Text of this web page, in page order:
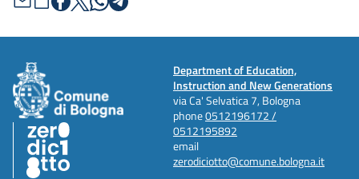
Department of Education,
Instruction and New Generations
via Ca' Selvatica 7, Bologna
phone0512196172 /
0512195892
email
zerodiciotto@comune.bologna.it